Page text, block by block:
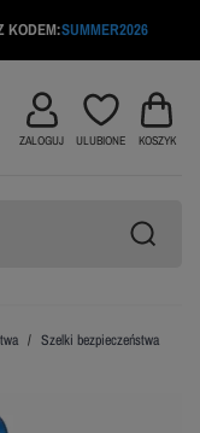
KODEM:SUMMER2026
ZALOGUJ ULUBIONE KOSZYK
Szelki bezpieczeństwa